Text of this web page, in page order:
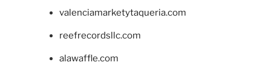
valenciamarketytaqueria.com
reefrecordsllc.com
alawaffle.com